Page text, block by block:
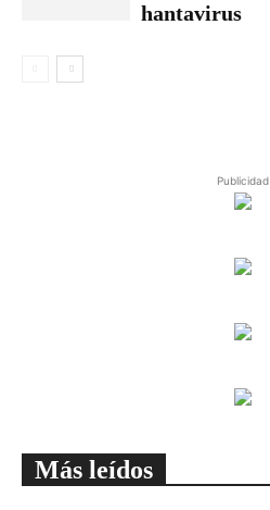
hantavirus
Publicidad
Más leídos